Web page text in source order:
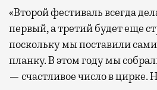
«Второй фестиваль всегда
первый, а третий будет еще
поскольку мы поставили
планку. В этом году мы
— счастливое число в